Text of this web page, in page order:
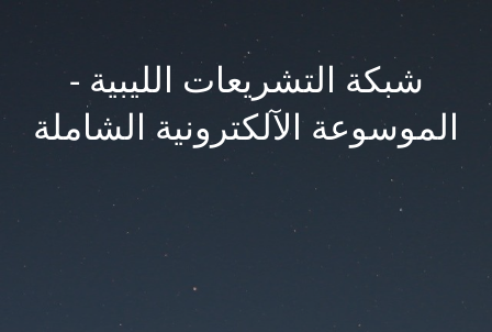
شبكة التشريعات الليبية -
الموسوعة الآلكترونية الشاملة